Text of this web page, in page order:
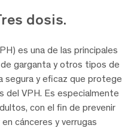
dosis.
es una de las principales
de garganta y otros tipos de
segura y eficaz que protege
del VPH. Es especialmente
con el fin de prevenir
cánceres y verrugas